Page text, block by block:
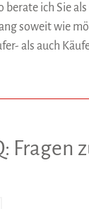
berate ich Sie
soweit wie
als auch
Fragen